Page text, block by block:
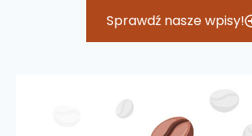
Sprawdź nasze wpisy!